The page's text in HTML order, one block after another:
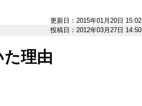
更新日：2015年01月20日 15:02
投稿日：2012年03月27日 14:50
理由